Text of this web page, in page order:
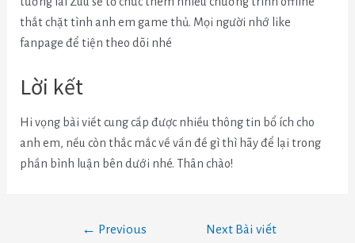
thắt chặt tình anh em game thủ. Mọi người nhớ like
fanpage để tiện theo dõi nhé
Lời kết
Hi vọng bài viết cung cấp được nhiều thông tin bổ ích cho
anh em, nếu còn thắc mắc về vấn đề gì thì hãy để lại trong
phần bình luận bên dưới nhé. Thân chào!
← Previous Next Bài viết